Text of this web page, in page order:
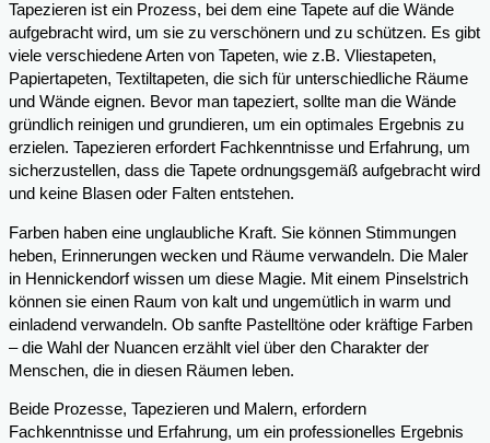
Tapezieren ist ein Prozess, bei dem eine Tapete auf die Wände
aufgebracht wird, um sie zu verschönern und zu schützen. Es gibt
viele verschiedene Arten von Tapeten, wie z.B. Vliestapeten,
Papiertapeten, Textiltapeten, die sich für unterschiedliche Räume
und Wände eignen. Bevor man tapeziert, sollte man die Wände
gründlich reinigen und grundieren, um ein optimales Ergebnis zu
erzielen. Tapezieren erfordert Fachkenntnisse und Erfahrung, um
sicherzustellen, dass die Tapete ordnungsgemäß aufgebracht wird
und keine Blasen oder Falten entstehen.
Farben haben eine unglaubliche Kraft. Sie können Stimmungen
heben, Erinnerungen wecken und Räume verwandeln. Die Maler
in Hennickendorf wissen um diese Magie. Mit einem Pinselstrich
können sie einen Raum von kalt und ungemütlich in warm und
einladend verwandeln. Ob sanfte Pastelltöne oder kräftige Farben
– die Wahl der Nuancen erzählt viel über den Charakter der
Menschen, die in diesen Räumen leben.
Beide Prozesse, Tapezieren und Malern, erfordern
Fachkenntnisse und Erfahrung, um ein professionelles Ergebnis